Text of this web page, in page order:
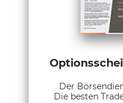
Der
Die besten